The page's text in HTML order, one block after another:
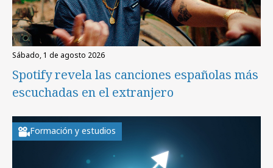
sábado, 1 de agosto 2026
Spotify revela las canciones españolas más
escuchadas en el extranjero
Formación y estudios